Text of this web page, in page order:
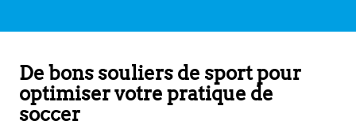
De bons souliers de sport pour
optimiser votre pratique de
soccer